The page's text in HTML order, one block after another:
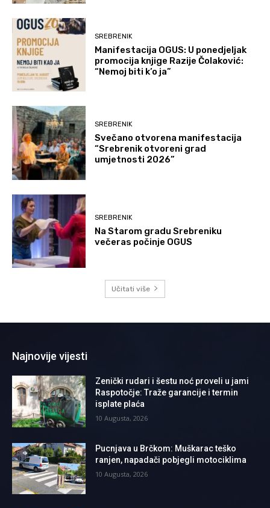
SREBRENIK
Manifestacija OGUS: U ponedjeljak
promocija knjige Razije Čolaković:
“Nemoj biti k’o ja”
SREBRENIK
Svečano otvorena manifestacija
“Srebrenik otvoreni grad
umjetnosti 2026”
SREBRENIK
Na Starom gradu Srebreniku
večeras počinje OGUS
Učitati više
Najnovije vijesti
Zenički rudari i šestu noć proveli u jami
Raspotočje: Traže garancije i termin
isplate plaća
10 Augusta, 2026
Pucnjava u Brčkom: Muškarac teško
ranjen, napadači pobjegli motociklima
10 Augusta, 2026